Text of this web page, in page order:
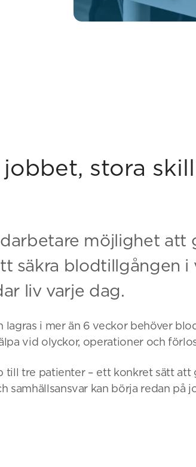
stora
möjlighet att
säkra blodtillgången i
liv varje dag.
lagras i mer än 6 veckor behöver
vid olyckor, operationer och
till tre patienter – ett konkret sätt att
samhällsansvar kan börja redan på